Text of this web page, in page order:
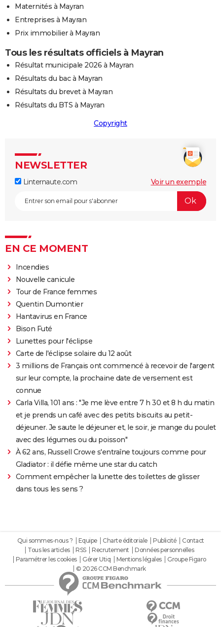
Maternités à Mayran
Entreprises à Mayran
Prix immobilier à Mayran
Tous les résultats officiels à Mayran
Résultat municipale 2026 à Mayran
Résultats du bac à Mayran
Résultats du brevet à Mayran
Résultats du BTS à Mayran
Copyright
NEWSLETTER
Linternaute.com Voir un exemple
EN CE MOMENT
Incendies
Nouvelle canicule
Tour de France femmes
Quentin Dumontier
Hantavirus en France
Bison Futé
Lunettes pour l'éclipse
Carte de l'éclipse solaire du 12 août
3 millions de Français ont commencé à recevoir de l'argent
sur leur compte, la prochaine date de versement est
connue
Carla Villa, 101 ans : "Je me lève entre 7 h 30 et 8 h du matin
et je prends un café avec des petits biscuits au petit-
déjeuner. Je saute le déjeuner et, le soir, je mange du poulet
avec des légumes ou du poisson"
À 62 ans, Russell Crowe s'entraîne toujours comme pour
Gladiator : il défie même une star du catch
Comment empêcher la lunette des toilettes de glisser
dans tous les sens ?
Qui sommes-nous ? Equipe Charte éditoriale Publicité
Contact
Tous les articles
RSS Recrutement
Données personnelles
Paramétrer les cookies
Gérer Utiq Mentions légales
Groupe Figaro
© 2026 CCM Benchmark